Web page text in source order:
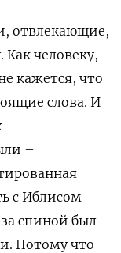
отвлекающие,
человеку,
кажется, что
слова. И
–
с Иблисом
спиной был
Потому что